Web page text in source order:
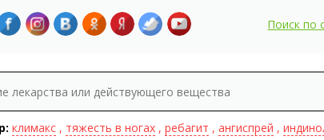
Поиск по
климакс, тяжесть в ногах, ребагит , ангиспрей ,